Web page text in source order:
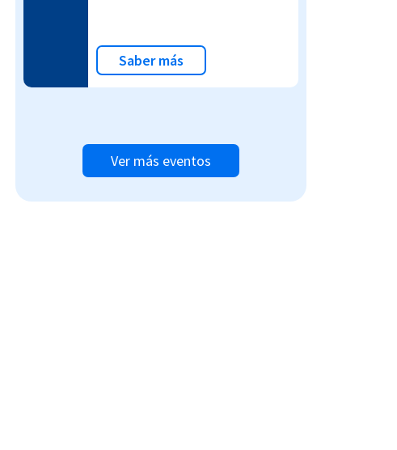
Saber más
Ver más eventos